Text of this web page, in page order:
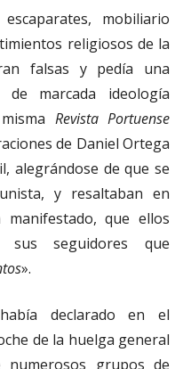
mobiliario
religiosos de la
falsas y pedía una
de marcada ideología
Revista Portuense
de Daniel Ortega
alegrándose de que se
y resaltaban en
que ellos
sus seguidores que
».
declarado en el
de la huelga general
grupos de